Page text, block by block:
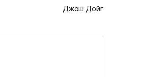
Джош Дойг